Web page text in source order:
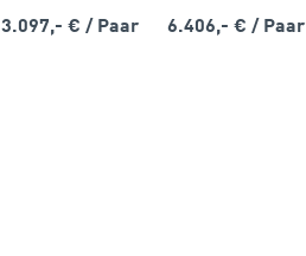
3.097,- € / Paar 6.406,- €/ Paar